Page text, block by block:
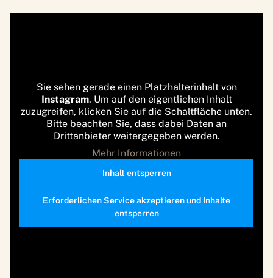
Sie sehen gerade einen Platzhalterinhalt von
Instagram. Um auf den eigentlichen Inhalt
zuzugreifen, klicken Sie auf die Schaltfläche unten.
Bitte beachten Sie, dass dabei Daten an
Drittanbieter weitergegeben werden.
Mehr Informationen
Inhalt entsperren
Erforderlichen Service akzeptieren und Inhalte
entsperren